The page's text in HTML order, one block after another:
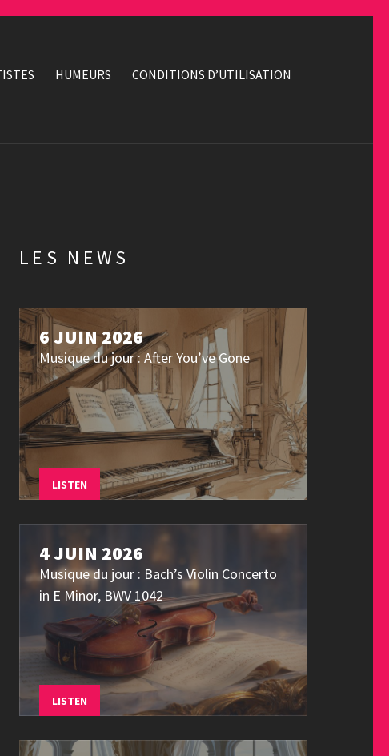
HUMEURS
CONDITIONS D’UTILISATION
LES NEWS
6 JUIN 2026
Musique du jour : After You’ve Gone
LISTEN
4 JUIN 2026
Musique du jour : Bach’s Violin Concerto
in E Minor, BWV 1042
LISTEN